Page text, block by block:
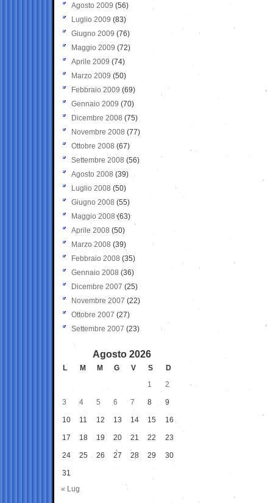
Agosto 2009 (56)
Luglio 2009 (83)
Giugno 2009 (76)
Maggio 2009 (72)
Aprile 2009 (74)
Marzo 2009 (50)
Febbraio 2009 (69)
Gennaio 2009 (70)
Dicembre 2008 (75)
Novembre 2008 (77)
Ottobre 2008 (67)
Settembre 2008 (56)
Agosto 2008 (39)
Luglio 2008 (50)
Giugno 2008 (55)
Maggio 2008(63)
Aprile 2008 (50)
Marzo 2008 (39)
Febbraio 2008 (35)
Gennaio 2008 (36)
Dicembre 2007 (25)
Novembre 2007 (22)
Ottobre 2007 (27)
Settembre 2007 (23)
Agosto 2026
L M M G V S
D
1
2
3 4 5 6 7 8 9
10 11 12 13 14 15 16
17 18 19 20 21 22 23
24 25 26 27 28 29 30
31
« Lug